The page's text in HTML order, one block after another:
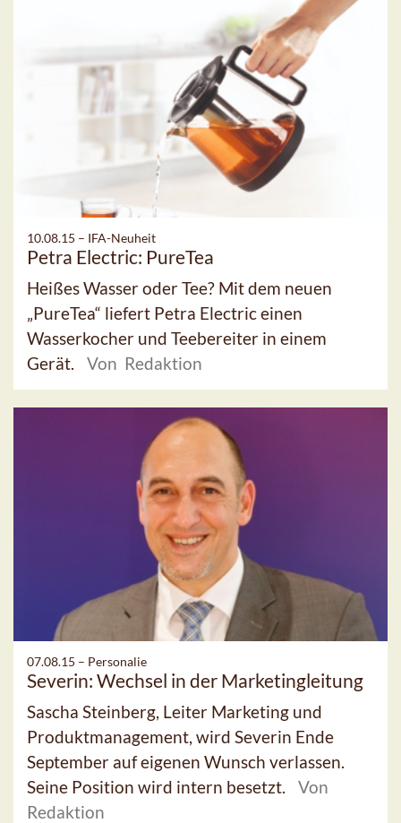
10.08.15 – IFA-Neuheit
Petra Electric: PureTea
Heißes Wasser oder Tee? Mit dem neuen
„PureTea“ liefert Petra Electric einen
Wasserkocher und Teebereiter in einem
Gerät.
Von Redaktion
07.08.15 – Personalie
Severin: Wechsel in der Marketingleitung
Sascha Steinberg, Leiter Marketing und
Produktmanagement, wird Severin Ende
September auf eigenen Wunsch verlassen.
Seine Position wird intern besetzt.
Von
Redaktion